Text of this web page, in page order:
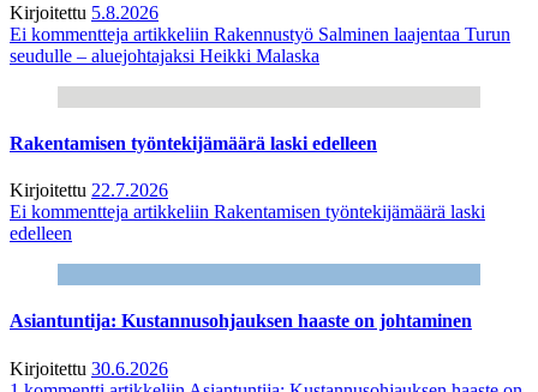
Kirjoitettu 5.8.2026
Ei kommentteja artikkeliin Rakennustyö Salminen laajentaa Turun
seudulle – aluejohtajaksi Heikki Malaska
Rakentamisen työntekijämäärä laski edelleen
Kirjoitettu 22.7.2026
Ei kommentteja artikkeliin Rakentamisen työntekijämäärä laski
edelleen
Asiantuntija: Kustannusohjauksen haaste on johtaminen
Kirjoitettu 30.6.2026